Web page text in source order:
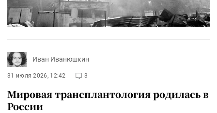
Иван Иванюшкин
31 июля 2026, 12:42 3
Мировая трансплантология родилась в
России